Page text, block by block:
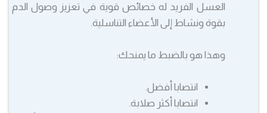
العسل الفريد له خصائص قوية في تعزيز وصول الدم
بقوة ونشاط إلى الأعضاء التناسلية.
وهذا هو بالضبط ما يمنحك:
انتصابا أفضل.
انتصابا أكثر صلابة.